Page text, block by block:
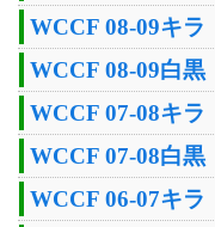
WCCF 08-09キラ
WCCF 08-09白黒
WCCF 07-08キラ
WCCF 07-08白黒
WCCF 06-07キラ